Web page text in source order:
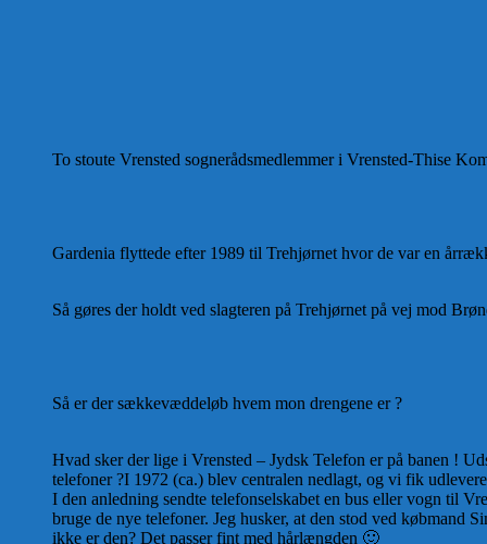
To stoute Vrensted sognerådsmedlemmer i Vrensted-Thise
Gardenia flyttede efter 1989 til Trehjørnet hvor de var en
Så gøres der holdt ved slagteren på Trehjørnet på vej mod
Så er der sækkevæddeløb hvem mon drengene er ?
Hvad sker der lige i Vrensted – Jydsk Telefon er på banen !
telefoner ?I 1972 (ca.) blev centralen nedlagt, og vi fik
I den anledning sendte telefonselskabet en bus eller vogn til
bruge de nye telefoner. Jeg husker, at den stod ved købmand
ikke er den? Det passer fint med hårlængden 🙂